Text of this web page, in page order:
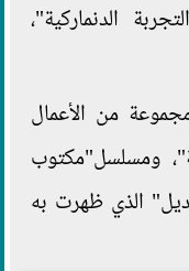
الدنماركية"،
من الأعمال
ومسلسل"مكتوب
الذي ظهرت به